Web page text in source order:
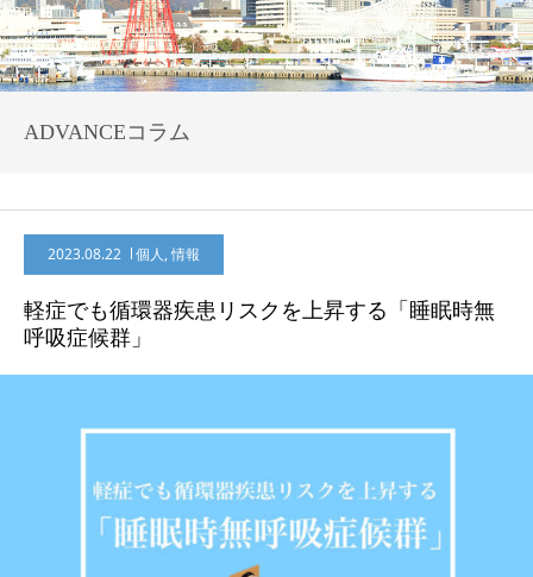
ADVANCEコラム
2023.08.22 個人,情報
軽症でも循環器疾患リスクを上昇する「睡眠時無
呼吸症候群」
事業保険